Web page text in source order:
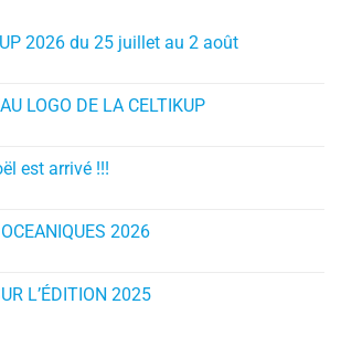
2026 du 25 juillet au 2 août
LOGO DE LA CELTIKUP
est arrivé !!!
2026
L’ÉDITION 2025